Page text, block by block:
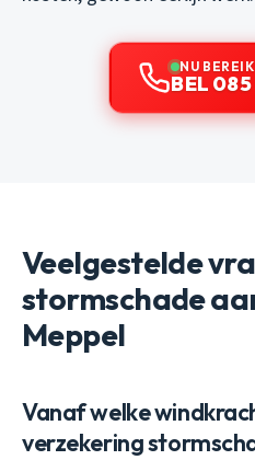
NU
BEL
Veelgestelde
stormschade
Meppel
Vanaf welke
verzekering